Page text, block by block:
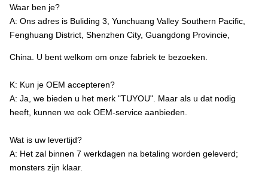
Waar ben je?
A: Ons adres is Buliding 3, Yunchuang Valley Southern Pacific,
Fenghuang District, Shenzhen City, Guangdong Provincie,
China. U bent welkom om onze fabriek te bezoeken.
K: Kun je OEM accepteren?
A: Ja, we bieden u het merk "TUYOU". Maar als u dat nodig
heeft, kunnen we ook OEM-service aanbieden.
Wat is uw levertijd?
A: Het zal binnen 7 werkdagen na betaling worden geleverd;
monsters zijn klaar.